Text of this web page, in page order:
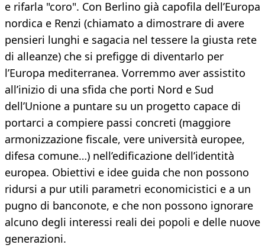
e rifarla "coro". Con Berlino già capofila dell’Europa
nordica e Renzi (chiamato a dimostrare di avere
pensieri lunghi e sagacia nel tessere la giusta rete
di alleanze) che si prefigge di diventarlo per
l’Europa mediterranea. Vorremmo aver assistito
all’inizio di una sfida che porti Nord e Sud
dell’Unione a puntare su un progetto capace di
portarci a compiere passi concreti (maggiore
armonizzazione fiscale, vere università europee,
difesa comune…) nell’edificazione dell’identità
europea. Obiettivi e idee guida che non possono
ridursi a pur utili parametri economicistici e a un
pugno di banconote, e che non possono ignorare
alcuno degli interessi reali dei popoli e delle nuove
generazioni.